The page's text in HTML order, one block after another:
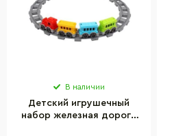
В наличии
Детский игрушечный
набор железная дорога